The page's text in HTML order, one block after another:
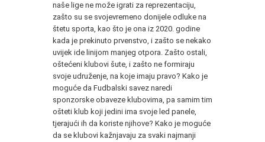
naše lige ne može igrati za reprezentaciju,
zašto su se svojevremeno donijele odluke na
štetu sporta, kao što je ona iz 2020. godine
kada je prekinuto prvenstvo, i zašto se nekako
uvijek ide linijom manjeg otpora. Zašto ostali,
oštećeni klubovi šute, i zašto ne formiraju
svoje udruženje, na koje imaju pravo? Kako je
moguće da Fudbalski savez naredi
sponzorske obaveze klubovima, pa samim tim
ošteti klub koji jedini ima svoje led panele,
tjerajući ih da koriste njihove? Kako je moguće
da se klubovi kažnjavaju za svaki najmanji